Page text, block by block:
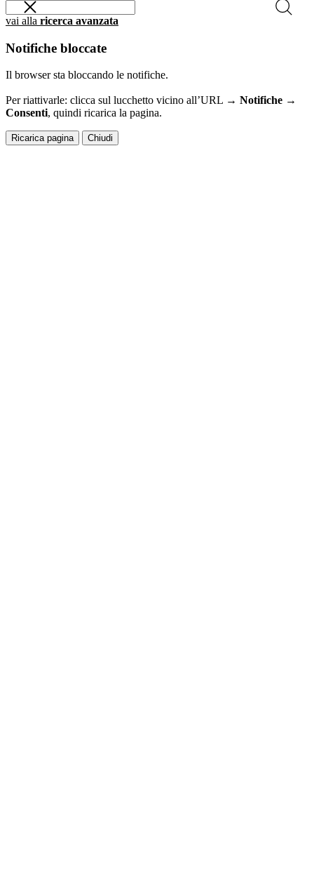
vai alla ricerca avanzata
Notifiche bloccate
Il browser sta bloccando le notifiche.
Per riattivarle: clicca sul lucchetto vicino all’URL → Notifiche →
Consenti, quindi ricarica la pagina.
Ricarica pagina Chiudi